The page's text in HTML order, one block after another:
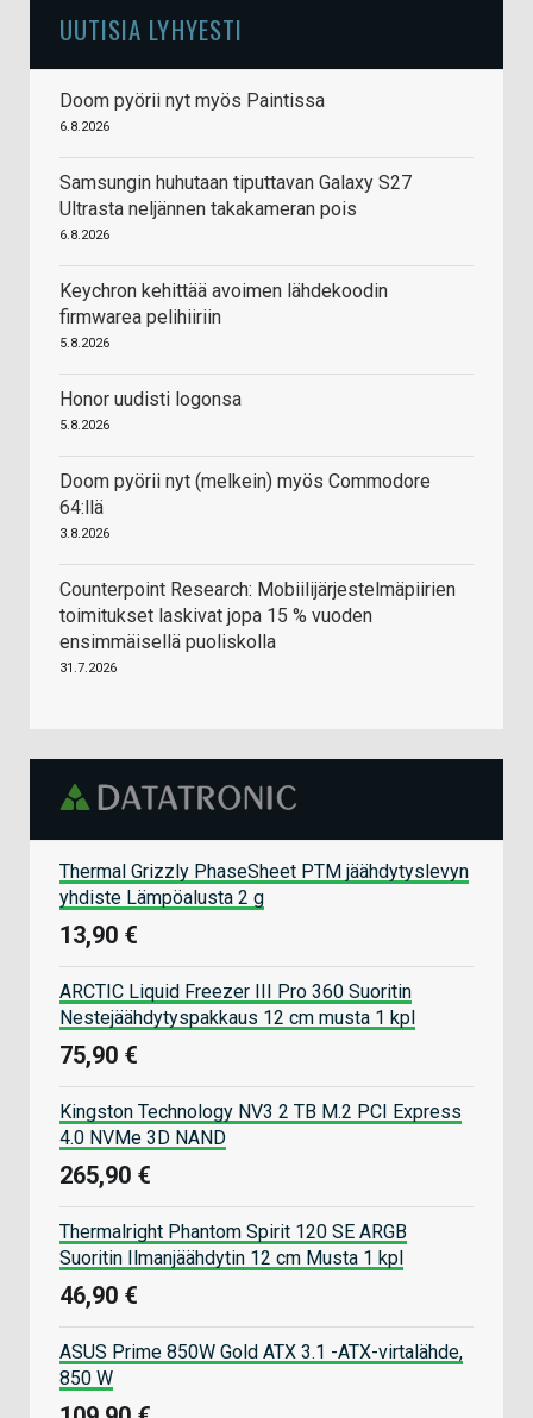
UUTISIA LYHYESTI
Doom pyörii nyt myös Paintissa
6.8.2026
Samsungin huhutaan tiputtavan Galaxy S27
Ultrasta neljännen takakameran pois
6.8.2026
Keychron kehittää avoimen lähdekoodin
firmwarea pelihiiriin
5.8.2026
Honor uudisti logonsa
5.8.2026
Doom pyörii nyt (melkein) myös Commodore
64:llä
3.8.2026
Counterpoint Research: Mobiilijärjestelmäpiirien
toimitukset laskivat jopa 15 % vuoden
ensimmäisellä puoliskolla
31.7.2026
Thermal Grizzly PhaseSheet PTM jäähdytyslevyn
yhdiste Lämpöalusta 2 g
13,90 €
ARCTIC Liquid Freezer III Pro 360 Suoritin
Nestejäähdytyspakkaus 12 cm musta 1 kpl
75,90 €
Kingston Technology NV3 2 TB M.2 PCI Express
4.0 NVMe 3D NAND
265,90 €
Thermalright Phantom Spirit 120 SE ARGB
Suoritin Ilmanjäähdytin 12 cm Musta 1 kpl
46,90 €
ASUS Prime 850W Gold ATX 3.1 -ATX-virtalähde,
850 W